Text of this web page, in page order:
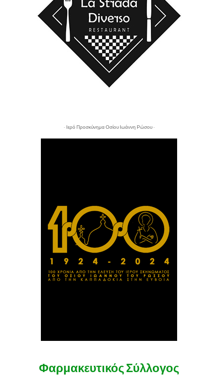
- Ιερό Προσκύνημα Οσίου Ιωάννη Ρώσου -
Φαρμακευτικός Σύλλογος